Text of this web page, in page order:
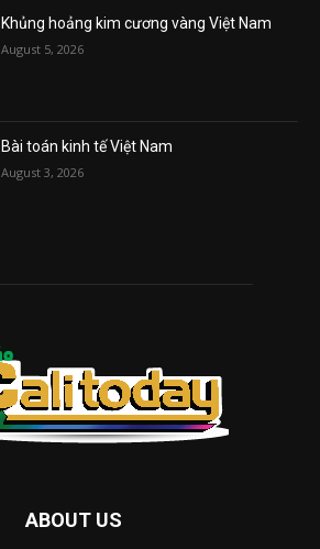
Khủng hoảng kim cương vàng Việt Nam
August 5, 2026
Bài toán kinh tế Việt Nam
August 3, 2026
ABOUT US